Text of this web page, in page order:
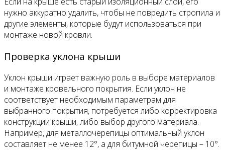
нужно аккуратно удалить, чтобы не повредить стропила и
другие элементы, которые будут использоваться при
монтаже новой кровли.
Проверка уклона крыши
Уклон крыши играет важную роль в выборе материалов
и монтаже кровельного покрытия. Если уклон не
соответствует необходимым параметрам для
выбранного покрытия, потребуется либо корректировка
конструкции крыши, либо выбор другого материала.
Например, для металлочерепицы оптимальный уклон
составляет не менее 12°, а для битумной черепицы – 10°.